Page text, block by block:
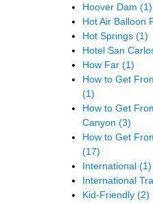
Hoover Dam (1)
Hot Air Balloon
Hot Springs (1)
Hotel San
How Far (1)
How to Get
(1)
How to Get
Canyon (3)
How to Get
(17)
International (1)
International
Kid-Friendly (2)